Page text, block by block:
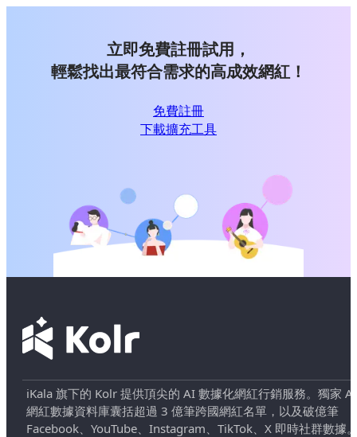
立即免費註冊試用，
輕鬆找出最符合需求的高成效網紅！
免費註冊
下載擴充工具
iKala 旗下的 Kolr 提供頂尖的 AI 數據化網紅行銷服務。獨家 AI
網紅數據資料庫囊括超過 3 億筆跨國網紅名單，以及破億筆
Facebook、YouTube、Instagram、TikTok、X 即時社群數據